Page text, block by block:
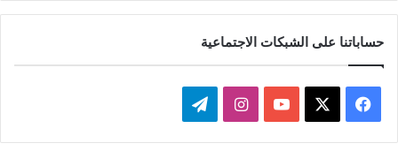
حساباتنا على الشبكات الاجتماعية
ي
X
Y
ن
ي